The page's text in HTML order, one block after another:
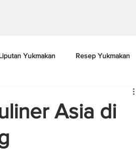
Yukmakan Resep Yukmakan
Asia di